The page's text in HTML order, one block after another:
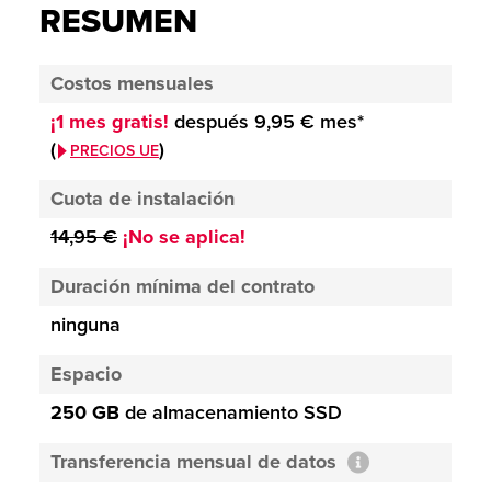
RESUMEN
Costos mensuales
¡1 mes gratis! después 9,95 € mes*
(
PRECIOS UE)
Cuota de instalación
14,95 € ¡No se aplica!
Duración mínima del contrato
ninguna
Espacio
250 GB de almacenamiento SSD
Transferencia mensual de datos